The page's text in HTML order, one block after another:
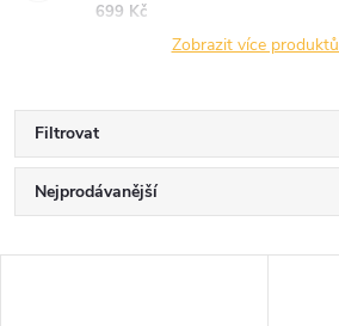
699 Kč
Zobrazit více produktů
Filtrovat
Ř
a
Nejprodávanější